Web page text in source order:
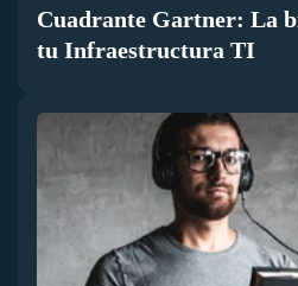
Cuadrante Gartner: La
tu Infraestructura TI